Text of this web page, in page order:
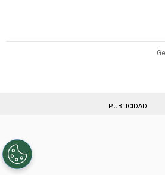
PUBLICIDAD